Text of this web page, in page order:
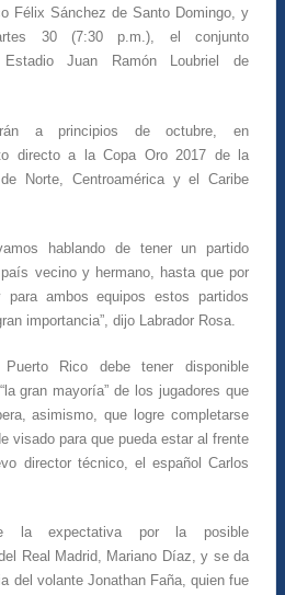
Félix Sánchez de Santo Domingo, y
30 (7:30 p.m.), el conjunto
Juan Ramón Loubriel de
a principios de octubre, en
directo a la Copa Oro 2017 de la
Norte, Centroamérica y el Caribe
hablando de tener un partido
vecino y hermano, hasta que por
ambos equipos estos partidos
importancia”, dijo Labrador Rosa.
Rico debe tener disponible
gran mayoría” de los jugadores que
asimismo, que logre completarse
visado para que pueda estar al frente
director técnico, el español Carlos
la expectativa por la posible
Real Madrid, Mariano Díaz, y se da
del volante Jonathan Faña, quien fue